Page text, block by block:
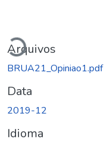
Arquivos
BRUA21_Opiniao1.pdf
Data
2019-12
Idioma